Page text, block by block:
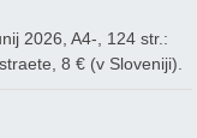
2026, A4-, 124 str.:
8 € (v Sloveniji).